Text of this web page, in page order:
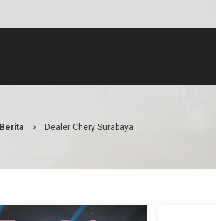
Berita Dealer Chery Surabaya